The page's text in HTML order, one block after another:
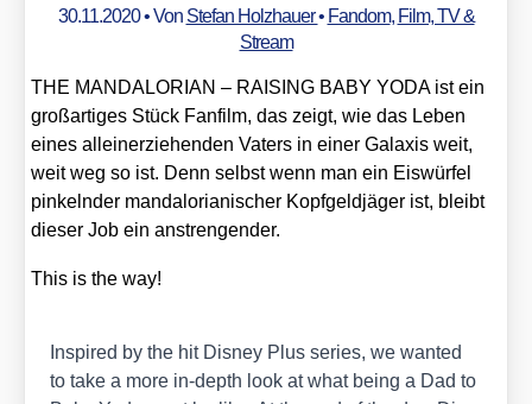
30.11.2020• Von Stefan Holzhauer• Fandom, Film, TV &
Stream
THE MANDALORIAN – RAISING BABY YODA ist ein
groß­ar­ti­ges Stück Fan­film, das zeigt, wie das Leben
eines allein­er­zie­hen­den Vaters in einer Gala­xis weit,
weit weg so ist. Denn selbst wenn man ein Eis­wür­fel
pin­keln­der man­dalo­ria­ni­scher Kopf­geld­jä­ger ist, bleibt
die­ser Job ein anstren­gen­der.
This is the way!
Inspi­red by the hit Dis­ney Plus series, we wan­ted
to take a more in-depth look at what being a Dad to